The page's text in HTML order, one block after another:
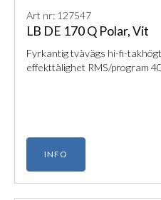
Art nr: 127547
LB DE 170 Q Polar, Vit
Fyrkantig tvåvägs hi-fi-
effekttålighet RMS/program
INFO